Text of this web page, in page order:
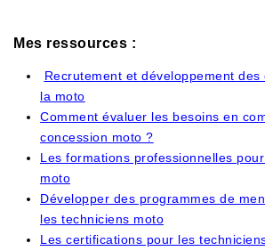
Mes ressources :
Recrutement et développement
la moto
Comment évaluer les besoins en
concession moto ?
Les formations professionnelles
moto
Développer des programmes de
les techniciens moto
Les certifications pour les